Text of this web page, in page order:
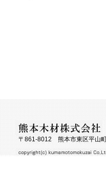
〒861-8012 熊本市東区平山